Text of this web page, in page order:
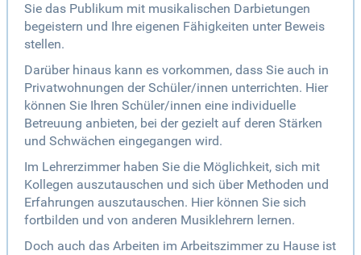
Sie das Publikum mit musikalischen Darbietungen
begeistern und Ihre eigenen Fähigkeiten unter Beweis
stellen.
Darüber hinaus kann es vorkommen, dass Sie auch in
Privatwohnungen der Schüler/innen unterrichten. Hier
können Sie Ihren Schüler/innen eine individuelle
Betreuung anbieten, bei der gezielt auf deren Stärken
und Schwächen eingegangen wird.
Im Lehrerzimmer haben Sie die Möglichkeit, sich mit
Kollegen auszutauschen und sich über Methoden und
Erfahrungen auszutauschen. Hier können Sie sich
fortbilden und von anderen Musiklehrern lernen.
Doch auch das Arbeiten im Arbeitszimmer zu Hause ist